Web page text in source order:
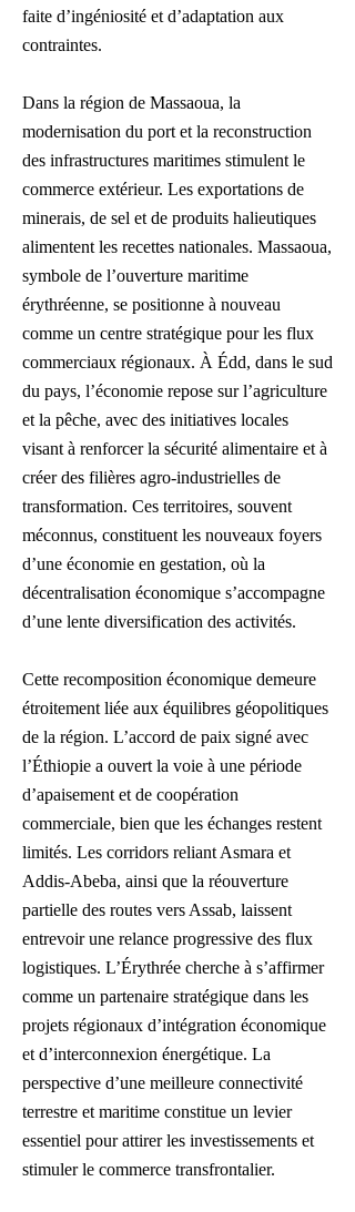
faite d’ingéniosité et d’adaptation aux
contraintes.
Dans la région de Massaoua, la
modernisation du port et la reconstruction
des infrastructures maritimes stimulent le
commerce extérieur. Les exportations de
minerais, de sel et de produits halieutiques
alimentent les recettes nationales. Massaoua,
symbole de l’ouverture maritime
érythréenne, se positionne à nouveau
comme un centre stratégique pour les flux
commerciaux régionaux. À Édd, dans le sud
du pays, l’économie repose sur l’agriculture
et la pêche, avec des initiatives locales
visant à renforcer la sécurité alimentaire et à
créer des filières agro-industrielles de
transformation. Ces territoires, souvent
méconnus, constituent les nouveaux foyers
d’une économie en gestation, où la
décentralisation économique s’accompagne
d’une lente diversification des activités.
Cette recomposition économique demeure
étroitement liée aux équilibres géopolitiques
de la région. L’accord de paix signé avec
l’Éthiopie a ouvert la voie à une période
d’apaisement et de coopération
commerciale, bien que les échanges restent
limités. Les corridors reliant Asmara et
Addis-Abeba, ainsi que la réouverture
partielle des routes vers Assab, laissent
entrevoir une relance progressive des flux
logistiques. L’Érythrée cherche à s’affirmer
comme un partenaire stratégique dans les
projets régionaux d’intégration économique
et d’interconnexion énergétique. La
perspective d’une meilleure connectivité
terrestre et maritime constitue un levier
essentiel pour attirer les investissements et
stimuler le commerce transfrontalier.